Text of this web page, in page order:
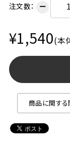
注文数： ー
¥1,540(本
商品に関す